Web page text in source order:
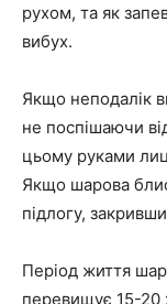
рухом, та як
вибух.
Якщо неподалік
не поспішаючи
цьому руками
Якщо шарова
підлогу,
Період життя
перевищує 15-20